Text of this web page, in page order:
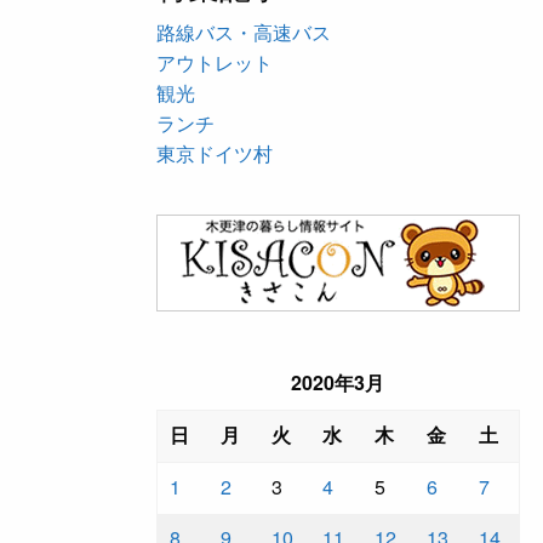
路線バス・高速バス
アウトレット
観光
ランチ
東京ドイツ村
2020年3月
日
月 火 水 木 金
土
1
2 3 4 5 6
7
8
9 10 11 12 13
14